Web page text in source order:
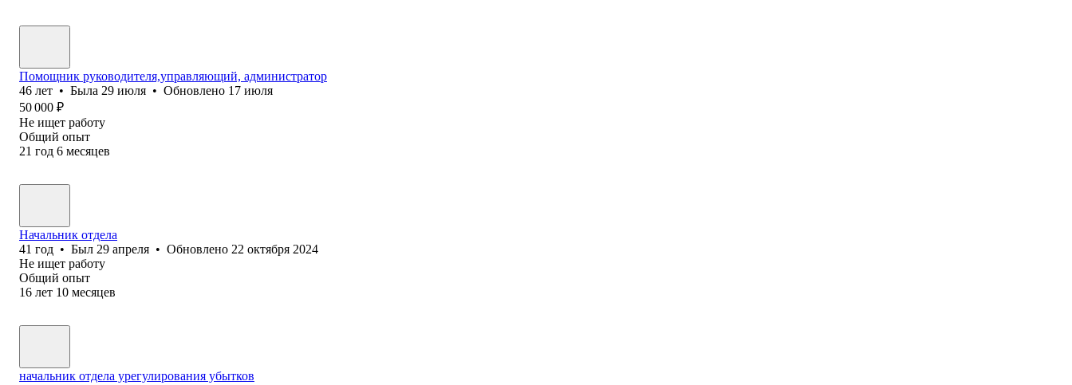
Помощник руководителя,управляющий, администратор
46 лет • Была 29 июля • Обновлено 17 июля
50 000 ₽
Не ищет работу
Общий опыт
21 год 6 месяцев
Начальник отдела
41 год • Был 29 апреля • Обновлено 22 октября 2024
Не ищет работу
Общий опыт
16 лет 10 месяцев
начальник отдела урегулирования убытков